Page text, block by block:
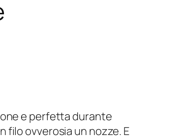
e perfetta durante
filo ovverosia un nozze. E